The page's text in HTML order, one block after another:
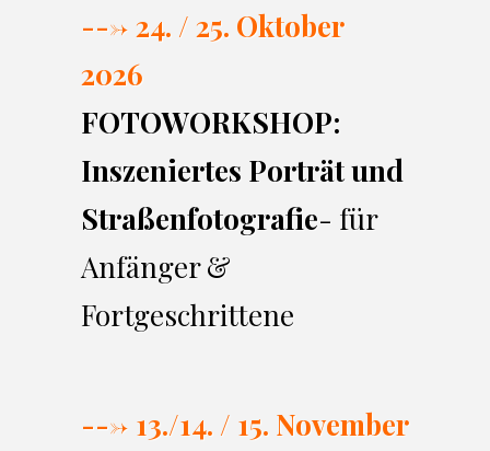
---> 24. / 25. Oktober
2026
FOTOWORKSHOP:
Inszeniertes Porträt und
Straßenfotografie- für
Anfänger &
Fortgeschrittene
---> 13./14. / 15. November